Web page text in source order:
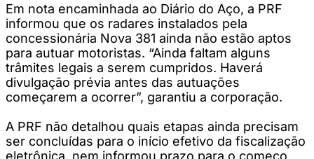
Em nota encaminhada ao Diário do Aço, a PRF
informou que os radares instalados pela
concessionária Nova 381 ainda não estão aptos
para autuar motoristas. “Ainda faltam alguns
trâmites legais a serem cumpridos. Haverá
divulgação prévia antes das autuações
começarem a ocorrer”, garantiu a corporação.
A PRF não detalhou quais etapas ainda precisam
ser concluídas para o início efetivo da fiscalização
eletrônica, nem informou prazo para o começo